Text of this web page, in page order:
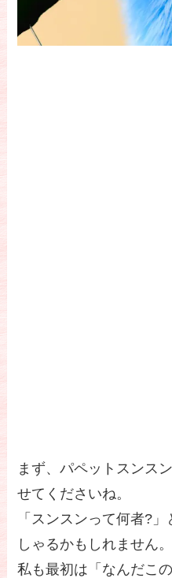
まず、パペットスンス
せてくださいね。
「スンスンって何者?
しゃるかもしれません。
私も最初は「なんだこ